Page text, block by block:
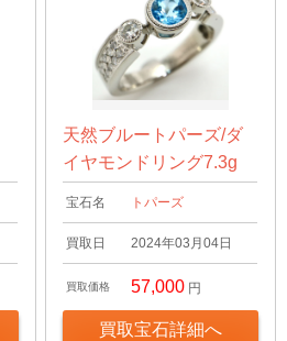
天然ブルートパーズ/ダ
イヤモンドリング7.3g
宝石名 トパーズ
買取日 2024年03月04日
買取価格 57,000 円
買取宝石詳細へ